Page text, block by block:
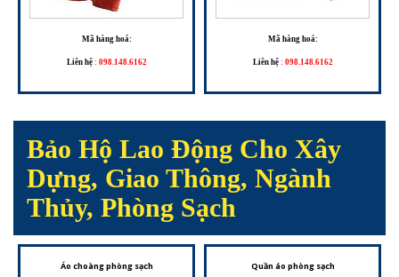
Mã hàng hoá:
Liên hệ : 098.148.6162
Mã hàng hoá:
Liên hệ : 098.148.6162
Bảo Hộ Lao Động Cho Xây
Dựng, Giao Thông, Ngành
Thủy, Phòng Sạch
Áo choàng phòng sạch Quần áo phòng sạch